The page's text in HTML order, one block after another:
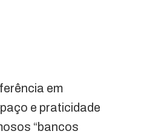
em
e praticidade
“bancos